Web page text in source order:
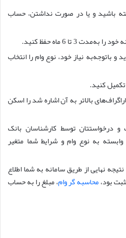
باشید و یا در صورت نداشتن، حساب
3 تا 6 ماه حفظ کنید.
و باتوجه‌به نیاز خود، نوع وام را انتخاب
کنید.
بالاتر به آن اشاره شد را اسکن
و درخواستتان توسط کارشناسان بانک
وابسته به نوع وام و شرایط شما متغیر
نهایی از طریق سامانه به شما اطلاع
بود،محاسبه گر وام، مبلغ را به حساب